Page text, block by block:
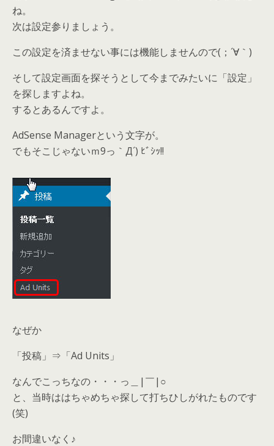
ね。
次は設定参りましょう。
この設定を済ませない事には機能しませんので(；´∀｀)
そして設定画面を探そうとして今までみたいに「設定」
を探しますよね。
するとあるんですよ。
AdSense Managerという文字が。
でもそこじゃないｍ9っ｀Д´) ﾋﾞｼｯ!!
なぜか
「投稿」⇒「Ad Units」
なんでこっちなの・・・っ＿|￣|○
と、当時ははちゃめちゃ探して打ちひしがれたものです
(笑)
お間違いなく♪